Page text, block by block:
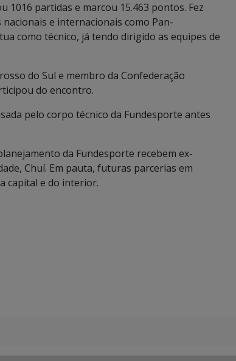
1016 partidas e marcou 15.463 pontos. Fez
e internacionais como Pan-
como técnico, já tendo dirigido as equipes de
do Sul e membro da Confederação
do encontro.
pelo corpo técnico da Fundesporte antes
da Fundesporte recebem ex-
Chuí. Em pauta, futuras parcerias em
capital e do interior.